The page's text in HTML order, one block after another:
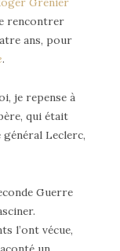
rencontrer
ans, pour
.
je repense à
qui était
général Leclerc,
Guerre
l’ont vécue,